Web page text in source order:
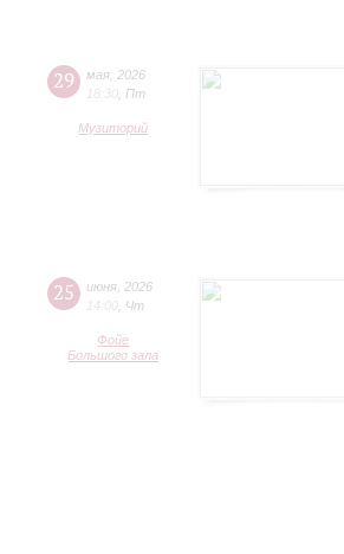
29 мая 2026
18:30 Пт
Музиторий
25 июня 2026
14:00 Чт
Фойе
Большого зала